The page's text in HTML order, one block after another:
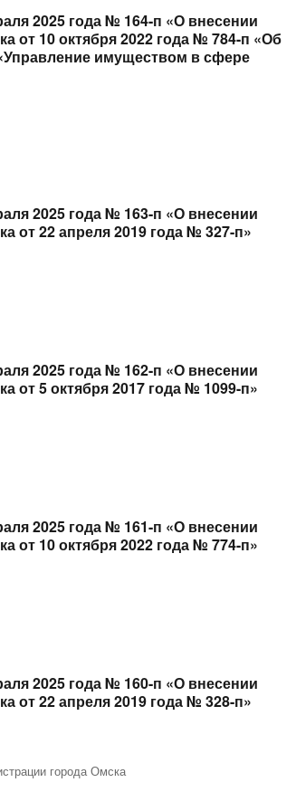
2025 года № 164-п «О внесении
от 10 октября 2022 года № 784-п «Об
имуществом в сфере
2025 года № 163-п «О внесении
от 22 апреля 2019 года № 327-п»
2025 года № 162-п «О внесении
от 5 октября 2017 года № 1099-п»
2025 года № 161-п «О внесении
от 10 октября 2022 года № 774-п»
2025 года № 160-п «О внесении
от 22 апреля 2019 года № 328-п»
города Омска